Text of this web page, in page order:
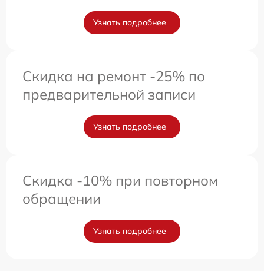
Узнать подробнее
Скидка на ремонт -25% по
предварительной записи
Узнать подробнее
Скидка -10% при повторном
обращении
Узнать подробнее